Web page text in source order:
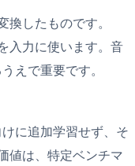
換したものです。
入力に使います。音
えで重要です。
に追加学習せず、そ
値は、特定ベンチマ